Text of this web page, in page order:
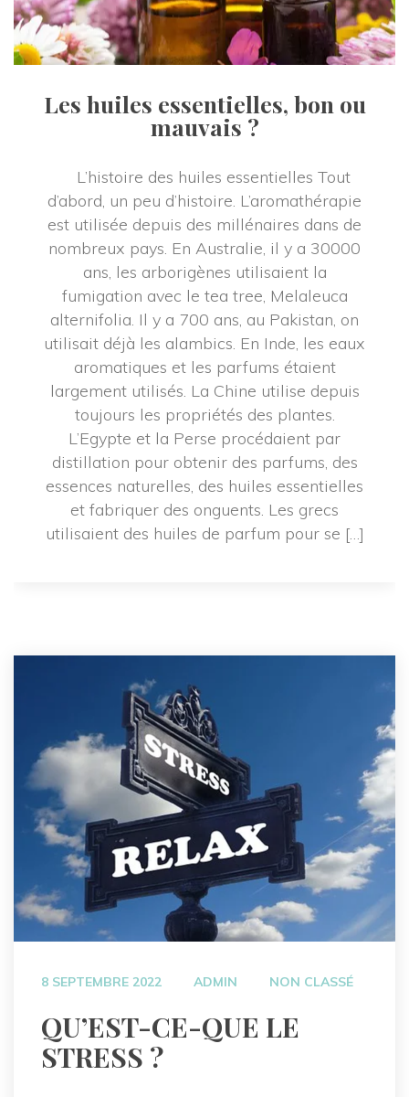
Les huiles essentielles, bon ou
mauvais ?
L’histoire des huiles essentielles Tout
d’abord, un peu d’histoire. L’aromathérapie
est utilisée depuis des millénaires dans de
nombreux pays. En Australie, il y a 30000
ans, les arborigènes utilisaient la
fumigation avec le tea tree, Melaleuca
alternifolia. Il y a 700 ans, au Pakistan, on
utilisait déjà les alambics. En Inde, les eaux
aromatiques et les parfums étaient
largement utilisés. La Chine utilise depuis
toujours les propriétés des plantes.
L’Egypte et la Perse procédaient par
distillation pour obtenir des parfums, des
essences naturelles, des huiles essentielles
et fabriquer des onguents. Les grecs
utilisaient des huiles de parfum pour se […]
8 SEPTEMBRE 2022 ADMIN NON CLASSÉ
QU’EST-CE-QUE LE
STRESS ?